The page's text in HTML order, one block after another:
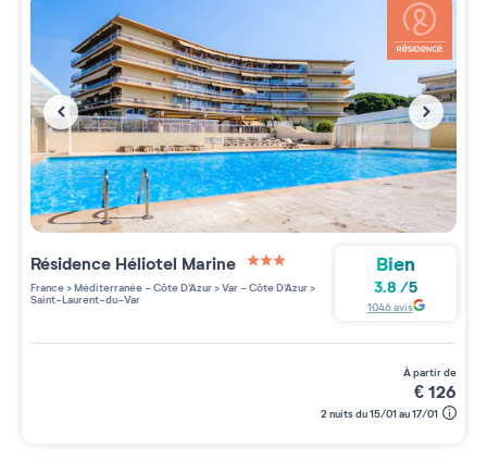
Résidence Héliotel Marine
3 étoiles sur 5
France>Méditerranée - Côte D'Azur>Var - Côte D'Azur>
Saint-Laurent-du-Var
Bien
3.8 /5
1046avis
à partir de
€126
2 nuits du 15/01 au 17/01